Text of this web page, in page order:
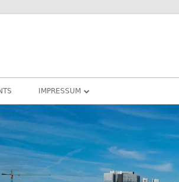
IMPRESSUM
DATENSCHUTZ
COOKIE – RICHTLINIEN